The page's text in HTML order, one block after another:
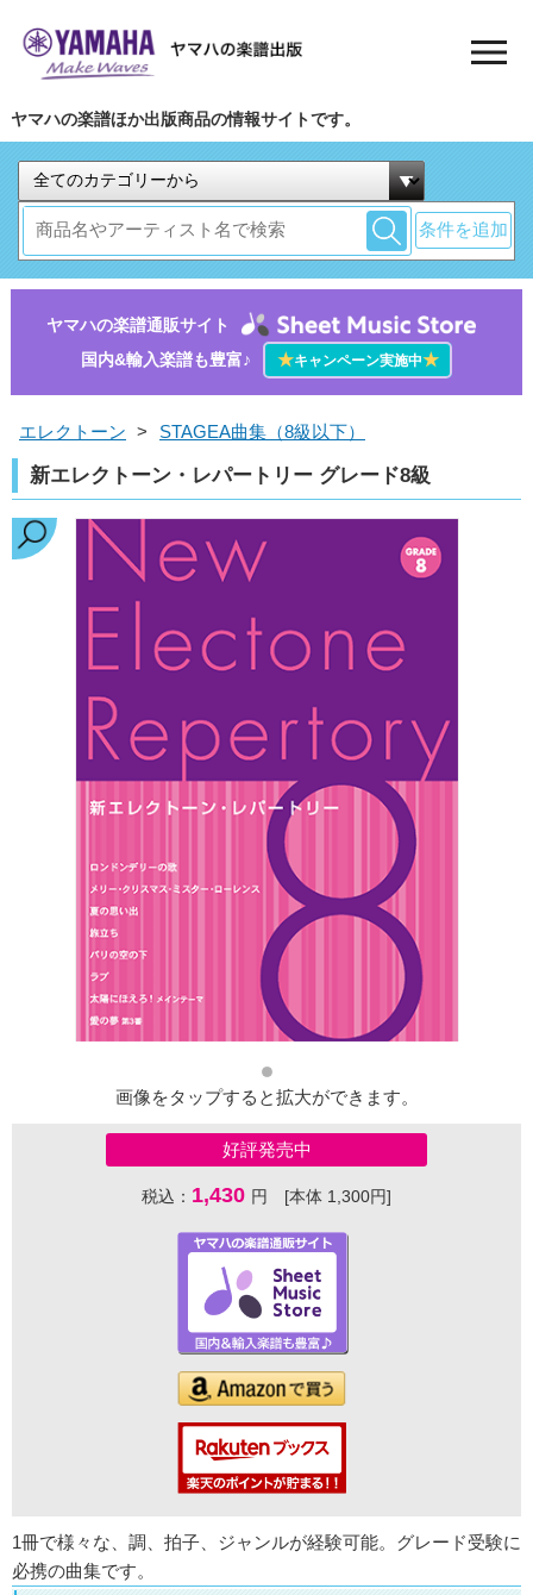
ヤマハの楽譜ほか出版商品の情報サイトです。
条件を追加
ヤマハの楽譜通販サイト
国内&輸入楽譜も豊富♪
★キャンペーン実施中★
エレクトーン > STAGEA曲集（8級以下）
新エレクトーン・レパートリー グレード8級
画像をタップすると拡大ができます。
好評発売中
税込： 1,430 円 [本体 1,300円]
1冊で様々な、調、拍子、ジャンルが経験可能。グレード受験に
必携の曲集です。